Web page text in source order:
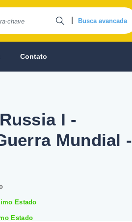
Busca avancada
Contato
I -
Mundial -
Estado
Estado